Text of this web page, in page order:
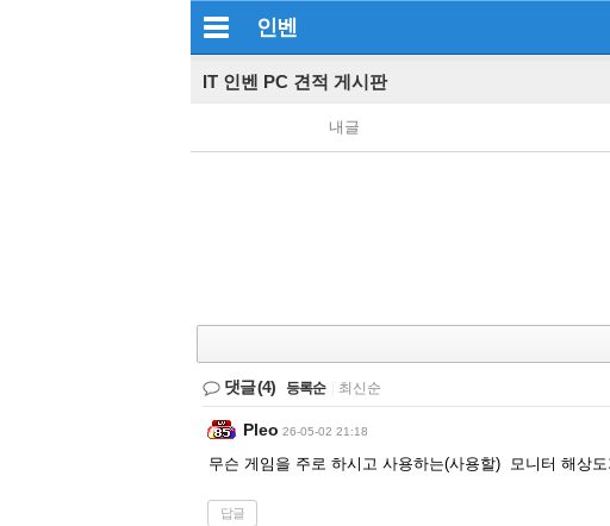
인벤
IT 인벤 PC 견적 게시판
내글
댓글(4) 등록순 최신순
Pleo 26-05-02 21:18
무슨 게임을 주로 하시고 사용하는(사용할) 모니터 해상
답글